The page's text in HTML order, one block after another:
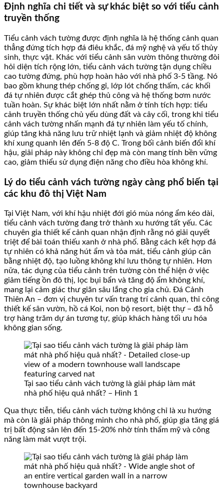
Định nghĩa chi tiết và sự khác biệt so với tiểu cảnh
truyền thống
Tiểu cảnh vách tường được định nghĩa là hệ thống cảnh quan
thẳng đứng tích hợp đá điêu khắc, đá mỹ nghệ và yếu tố thủy
sinh, thực vật. Khác với tiểu cảnh sân vườn thông thường đòi
hỏi diện tích rộng lớn, tiểu cảnh vách tường tận dụng chiều
cao tường đứng, phù hợp hoàn hảo với nhà phố 3-5 tầng. Nó
bao gồm khung thép chống gỉ, lớp lót chống thấm, các khối
đá tự nhiên được cắt ghép thủ công và hệ thống bơm nước
tuần hoàn. Sự khác biệt lớn nhất nằm ở tính tích hợp: tiểu
cảnh truyền thống chủ yếu dùng đất và cây cối, trong khi tiểu
cảnh vách tường nhấn mạnh đá tự nhiên làm yếu tố chính,
giúp tăng khả năng lưu trữ nhiệt lạnh và giảm nhiệt độ không
khí xung quanh lên đến 5-8 độ C. Trong bối cảnh biến đổi khí
hậu, giải pháp này không chỉ đẹp mà còn mang tính bền vững
cao, giảm thiểu sử dụng điện năng cho điều hòa không khí.
Lý do tiểu cảnh vách tường ngày càng phổ biến tại
các khu đô thị Việt Nam
Tại Việt Nam, với khí hậu nhiệt đới gió mùa nóng ẩm kéo dài,
tiểu cảnh vách tường đang trở thành xu hướng tất yếu. Các
chuyên gia thiết kế cảnh quan nhận định rằng nó giải quyết
triệt để bài toán thiếu xanh ở nhà phố. Bằng cách kết hợp đá
tự nhiên có khả năng hút ẩm và tỏa mát, tiểu cảnh giúp cân
bằng nhiệt độ, tạo luồng không khí lưu thông tự nhiên. Hơn
nữa, tác dụng của tiểu cảnh trên tường còn thể hiện ở việc
giảm tiếng ồn đô thị, lọc bụi bẩn và tăng độ ẩm không khí,
mang lại cảm giác thư giãn sâu lắng cho gia chủ. Đá Cảnh
Thiên An – đơn vị chuyên tư vấn trang trí cảnh quan, thi công
thiết kế sân vườn, hồ cá Koi, non bộ resort, biệt thự – đã hỗ
trợ hàng trăm dự án tương tự, giúp khách hàng tối ưu hóa
không gian sống.
Tại sao tiểu cảnh vách tường là giải pháp làm mát
nhà phố hiệu quả nhất? – Hình 1
Qua thực tiễn, tiểu cảnh vách tường không chỉ là xu hướng
mà còn là giải pháp thông minh cho nhà phố, giúp gia tăng giá
trị bất động sản lên đến 15-20% nhờ tính thẩm mỹ và công
năng làm mát vượt trội.